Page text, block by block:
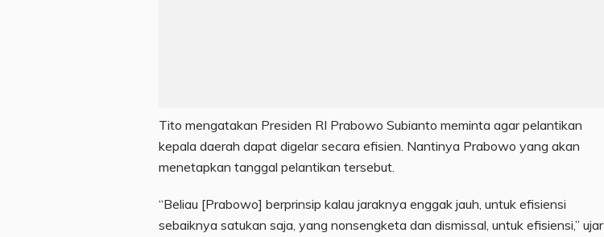
Tito mengatakan Presiden RI Prabowo Subianto meminta agar pelantikan
kepala daerah dapat digelar secara efisien. Nantinya Prabowo yang akan
menetapkan tanggal pelantikan tersebut.
“Beliau [Prabowo] berprinsip kalau jaraknya enggak jauh, untuk efisiensi
sebaiknya satukan saja, yang nonsengketa dan dismissal, untuk efisiensi,” ujar